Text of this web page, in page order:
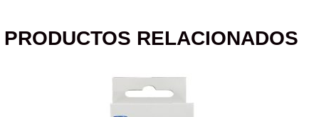
PRODUCTOS RELACIONADOS